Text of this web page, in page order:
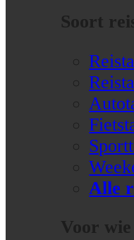
Soort
Alle
Voor wie